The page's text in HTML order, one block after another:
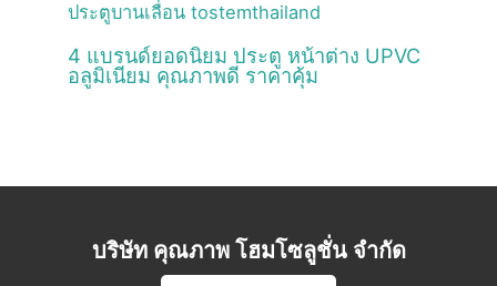
4 แบรนด์ยอดนิยม ประตู หน้าต่าง UPVC
อลูมิเนียม คุณภาพดี ราคาคุ้ม
บริษัท คุณภาพ โฮมโซลูชั่น จำกัด